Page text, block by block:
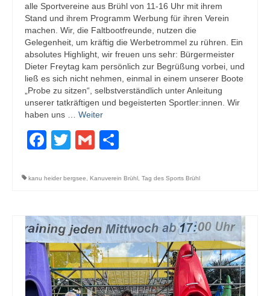
alle Sportvereine aus Brühl von 11-16 Uhr mit ihrem
Stand und ihrem Programm Werbung für ihren Verein
machen. Wir, die Faltbootfreunde, nutzen die
Gelegenheit, um kräftig die Werbetrommel zu rühren. Ein
absolutes Highlight, wir freuen uns sehr: Bürgermeister
Dieter Freytag kam persönlich zur Begrüßung vorbei, und
ließ es sich nicht nehmen, einmal in einem unserer Boote
„Probe zu sitzen“, selbstverständlich unter Anleitung
unserer tatkräftigen und begeisterten Sportler:innen. Wir
haben uns … Weiter
Facebook
TwitterGmail
kanu heider bergsee, Kanuverein Brühl , Tag des Sports Brühl